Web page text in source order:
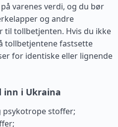
varenes verdi, og du bør
og andre
til tollbetjenten. Hvis du ikke
tollbetjentene fastsette
for identiske eller lignende
inn i Ukraina
psykotrope stoffer;